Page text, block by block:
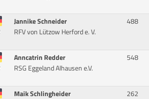
Jannike Schneider
RFV von Lützow Herford e. V.
488
Anncatrin Redder
RSG Eggeland Alhausen e.V.
548
Maik Schlingheider
262